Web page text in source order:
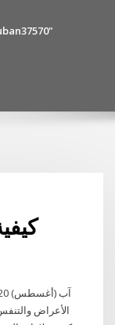
الأعراض